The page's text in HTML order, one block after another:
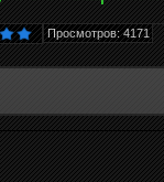
Просмотров: 4171